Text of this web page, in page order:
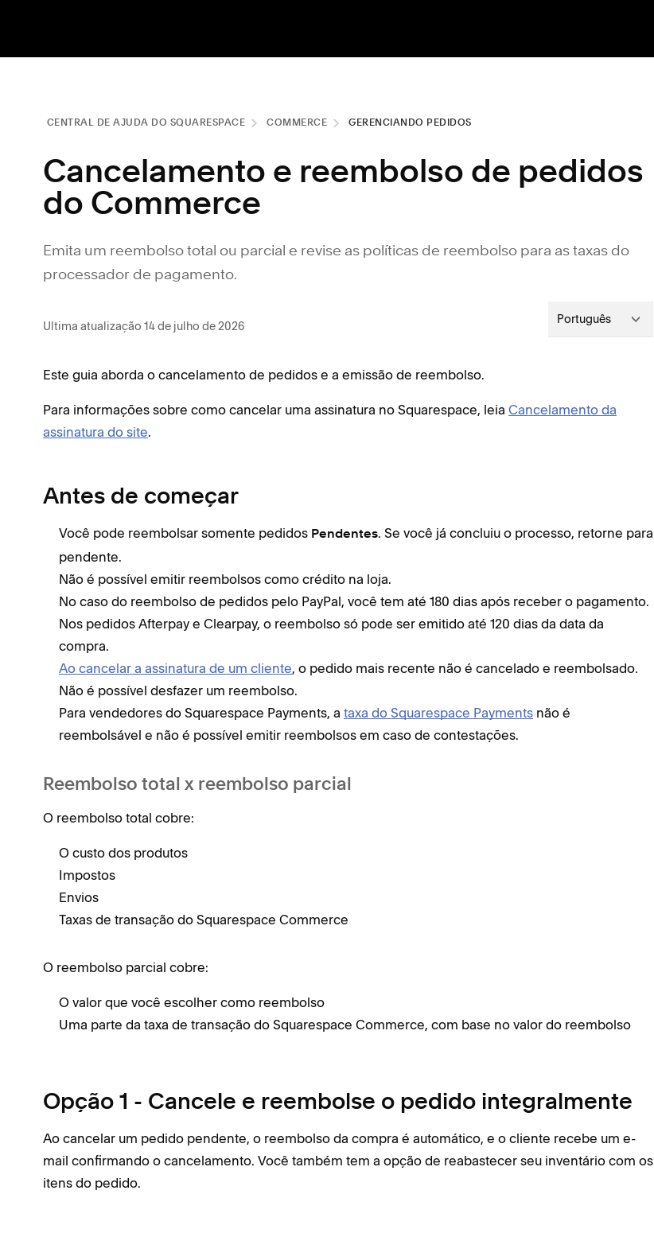
CENTRAL DE AJUDA DO SQUARESPACE COMMERCE GERENCIANDO PEDIDOS
Cancelamento e reembolso de pedidos
do Commerce
Emita um reembolso total ou parcial e revise as políticas de reembolso para as taxas do
processador de pagamento.
Ultima atualização 14 de julho de 2026 Português
Este guia aborda o cancelamento de pedidos e a emissão de reembolso.
Para informações sobre como cancelar uma assinatura no Squarespace, leia Cancelamento da
assinatura do site.
Antes de começar
Você pode reembolsar somente pedidos Pendentes. Se você já concluiu o processo, retorne para
pendente.
Não é possível emitir reembolsos como crédito na loja.
No caso do reembolso de pedidos pelo PayPal, você tem até 180 dias após receber o pagamento.
Nos pedidos Afterpay e Clearpay, o reembolso só pode ser emitido até 120 dias da data da
compra.
Ao cancelar a assinatura de um cliente, o pedido mais recente não é cancelado e reembolsado.
Não é possível desfazer um reembolso.
Para vendedores do Squarespace Payments, a taxa do Squarespace Payments não é
reembolsável e não é possível emitir reembolsos em caso de contestações.
Reembolso total x reembolso parcial
O reembolso total cobre:
O custo dos produtos
Impostos
Envios
Taxas de transação do Squarespace Commerce
O reembolso parcial cobre:
O valor que você escolher como reembolso
Uma parte da taxa de transação do Squarespace Commerce, com base no valor do reembolso
Opção 1 - Cancele e reembolse o pedido integralmente
Ao cancelar um pedido pendente, o reembolso da compra é automático, e o cliente recebe um e-
mail confirmando o cancelamento. Você também tem a opção de reabastecer seu inventário com os
itens do pedido.